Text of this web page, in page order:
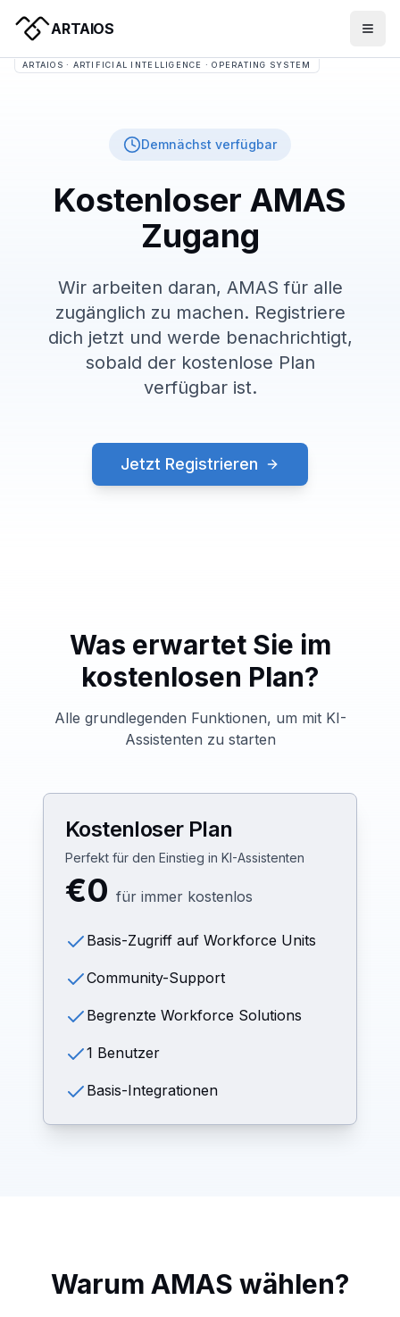
ARTAIOS
ARTAIOS · ARTIFICIAL INTELLIGENCE · OPERATING SYSTEM
Demnächst verfügbar
Kostenloser AMAS
Zugang
Wir arbeiten daran, AMAS für alle
zugänglich zu machen. Registriere
dich jetzt und werde benachrichtigt,
sobald der kostenlose Plan
verfügbar ist.
Jetzt Registrieren
Was erwartet Sie im
kostenlosen Plan?
Alle grundlegenden Funktionen, um mit KI-
Assistenten zu starten
Kostenloser Plan
Perfekt für den Einstieg in KI-Assistenten
€0 für immer kostenlos
Basis-Zugriff auf Workforce Units
Community-Support
Begrenzte Workforce Solutions
1 Benutzer
Basis-Integrationen
Warum AMAS wählen?